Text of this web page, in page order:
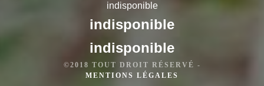
indisponible
indisponible
indisponible
©2018 TOUT DROIT RÉSERVÉ -
MENTIONS LÉGALES